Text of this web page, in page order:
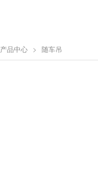
产品中心 > 随车吊